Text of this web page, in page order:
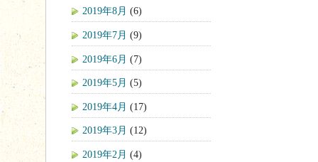
2019年8月 (6)
2019年7月 (9)
2019年6月 (7)
2019年5月 (5)
2019年4月 (17)
2019年3月 (12)
2019年2月 (4)